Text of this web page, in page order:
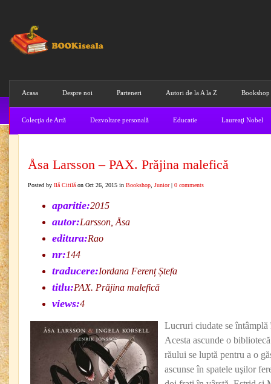
Acasa Despre noi Parteneri Autori de la A la Z Bookshop
Colecţia de Artă Dezvoltare personală Educatie Laureaţi Nobel
Åsa Larsson – PAX. Prăjina malefică
Posted by Ilă Citilă on Oct 26, 2015 in Bookshop Junior| 0 comments
aparitie:2015
autor:Larsson, Åsa
editura:Rao
nr:144
traducere:Iordana Ferenț Ștefa
titlu:PAX. Prăjina malefică
views:4
Lucruri ciudate se
Acesta ascunde o
răului se luptă pentru a o
ascunse în spatele uşilor